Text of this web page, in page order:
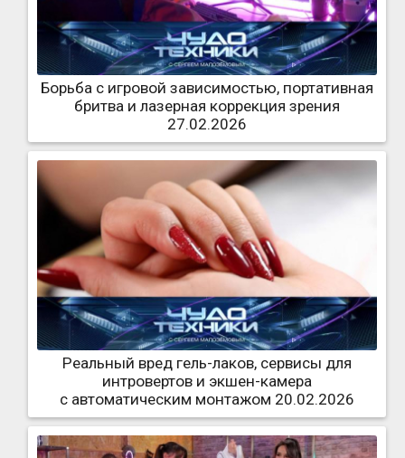
Борьба с игровой зависимостью, портативная
бритва и лазерная коррекция зрения
27.02.2026
Реальный вред гель-лаков, сервисы для
интровертов и экшен-камера
с автоматическим монтажом 20.02.2026